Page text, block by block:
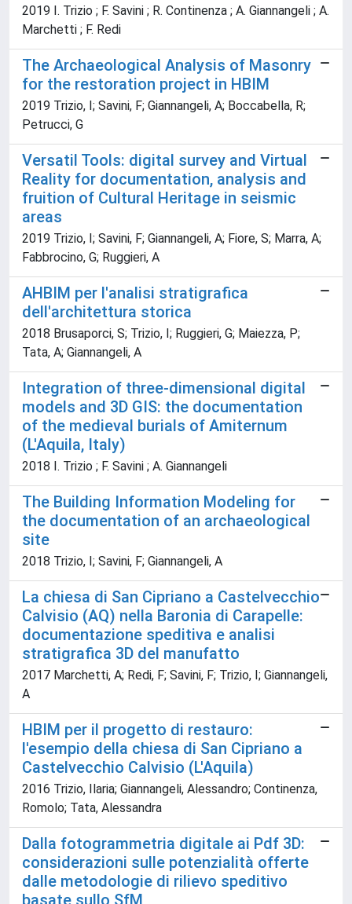
2019 I. Trizio ; F. Savini ; R. Continenza ; A. Giannangeli ; A.
Marchetti ; F. Redi
The Archaeological Analysis of Masonry
for the restoration project in HBIM
2019 Trizio, I; Savini, F; Giannangeli, A; Boccabella, R;
Petrucci, G
Versatil Tools: digital survey and Virtual
Reality for documentation, analysis and
fruition of Cultural Heritage in seismic
areas
2019 Trizio, I; Savini, F; Giannangeli, A; Fiore, S; Marra, A;
Fabbrocino, G; Ruggieri, A
AHBIM per l'analisi stratigrafica
dell'architettura storica
2018 Brusaporci, S; Trizio, I; Ruggieri, G; Maiezza, P;
Tata, A; Giannangeli, A
Integration of three-dimensional digital
models and 3D GIS: the documentation
of the medieval burials of Amiternum
(L'Aquila, Italy)
2018 I. Trizio ; F. Savini ; A. Giannangeli
The Building Information Modeling for
the documentation of an archaeological
site
2018 Trizio, I; Savini, F; Giannangeli, A
La chiesa di San Cipriano a Castelvecchio
Calvisio (AQ) nella Baronia di Carapelle:
documentazione speditiva e analisi
stratigrafica 3D del manufatto
2017 Marchetti, A; Redi, F; Savini, F; Trizio, I; Giannangeli,
A
HBIM per il progetto di restauro:
l'esempio della chiesa di San Cipriano a
Castelvecchio Calvisio (L'Aquila)
2016 Trizio, Ilaria; Giannangeli, Alessandro; Continenza,
Romolo; Tata, Alessandra
Dalla fotogrammetria digitale ai Pdf 3D:
considerazioni sulle potenzialità offerte
dalle metodologie di rilievo speditivo